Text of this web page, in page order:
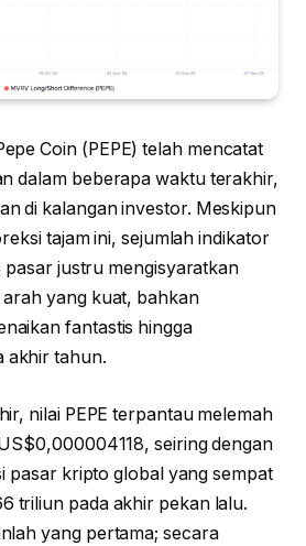
Coin (PEPE) telah mencatat
dalam beberapa waktu terakhir,
di kalangan investor. Meskipun
tajam ini, sejumlah indikator
pasar justru mengisyaratkan
yang kuat, bahkan
fantastis hingga
akhir tahun.
nilai PEPE terpantau melemah
seiring dengan
pasar kripto global yang sempat
triliun pada akhir pekan lalu.
yang pertama; secara